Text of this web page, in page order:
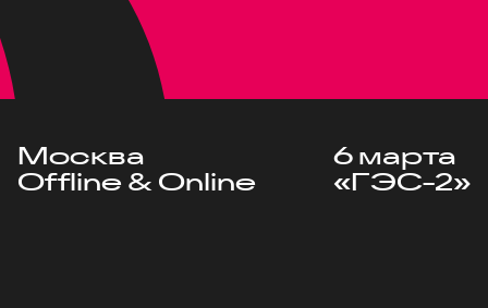
Москва
Offline & Online
6 марта
«ГЭС-2»